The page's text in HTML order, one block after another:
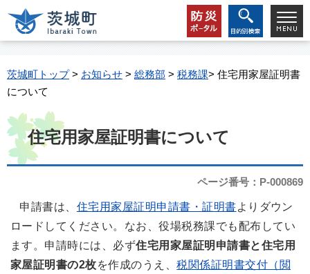
茨城町トップ> お知らせ > 総務部 > 税務課> 住宅用家屋証明書
について
住宅用家屋証明書について
ページ番号：P-000869
申請書は、 住宅用家屋証明申請書・証明書よりダウン
ロードしてください。なお、役場税務課でも配布してい
ます。申請時には、必ず住宅用家屋証明申請書と住宅用
家屋証明書の2枚を作成のうえ、税関係証明書交付（閲